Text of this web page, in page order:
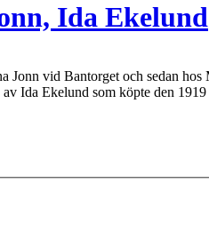
Ida Ekelund
vid Bantorget och sedan hos
Ida Ekelund som köpte den